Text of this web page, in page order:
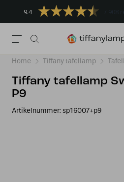
9.4
Home Tiffany tafellamp
Tiffany tafellamp
P9
Artikelnummer: sp16007+p9